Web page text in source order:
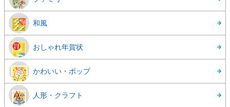
和風
おしゃれ年賀状
かわいい・ポップ
人形・クラフト